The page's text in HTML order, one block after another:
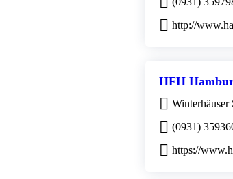
http://
HFH
(0931)
https://